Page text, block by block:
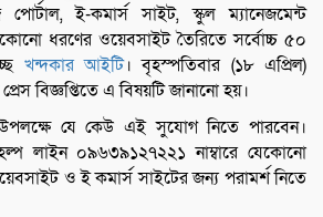
ই-কমার্স সাইট, স্কুল ম্যানেজমেন্ট
ধরণের ওয়েবসাইট তৈরিতে সর্বোচ্চ ৫০
খন্দকার আইটি। বৃহস্পতিবার (১৮ এপ্রিল)
বিজ্ঞপ্তিতে এ বিষয়টি জানানো হয়।
যে কেউ এই সুযোগ নিতে পারবেন।
লাইন ০৯৬৩৯১২৭২২১ নাম্বারে যেকোনো
ও ই কমার্স সাইটের জন্য পরামর্শ নিতে